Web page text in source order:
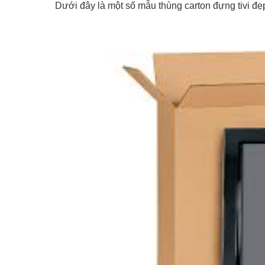
Dưới đây là một số mẫu thùng carton đựng tivi